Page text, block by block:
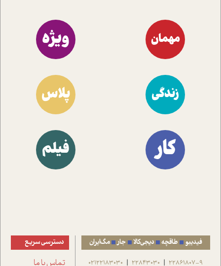
مهمان ویژه
زندگی پلاس
کار فیلم
فیدیبو طاقچه دیجی‌کالا جار مگ‌ایران
22861807-9
|
22843030
|
02122183030
دسترسی سریع
تماس با ما